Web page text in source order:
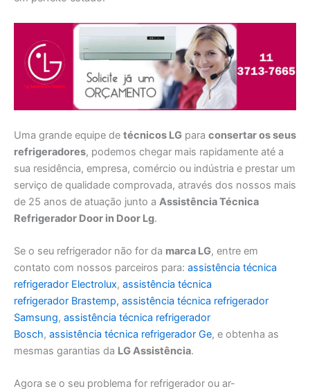
Uma grande equipe de técnicos LG para consertar os seus
refrigeradores, podemos chegar mais rapidamente até a
sua residência, empresa, comércio ou indústria e prestar um
serviço de qualidade comprovada, através dos nossos mais
de 25 anos de atuação junto a Assistência Técnica
Refrigerador Door in Door Lg.
Se o seu refrigerador não for da marca LG, entre em
contato com nossos parceiros para: assistência técnica
refrigerador Electrolux, assistência técnica
refrigerador Brastemp, assistência técnica refrigerador
Samsung, assistência técnica refrigerador
Bosch, assistência técnica refrigerador Ge, e obtenha as
mesmas garantias da LG Assistência.
Agora se o seu problema for refrigerador ou ar-